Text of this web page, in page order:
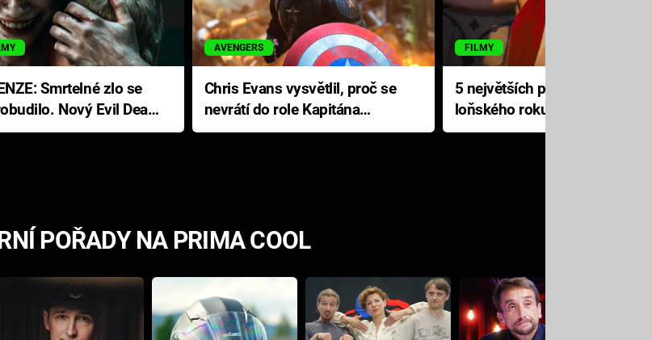
Nový Evil Dead
s neodolatelnou
AVENGERS
Chris Evans vysvětlil, proč se
nevrátí do role Kapitána
Ameriky
FILMY
5 největších propadáků
loňského roku: Disney na
jediné katastrofě prodělal 200
POŘADY NA PRIMA COOL